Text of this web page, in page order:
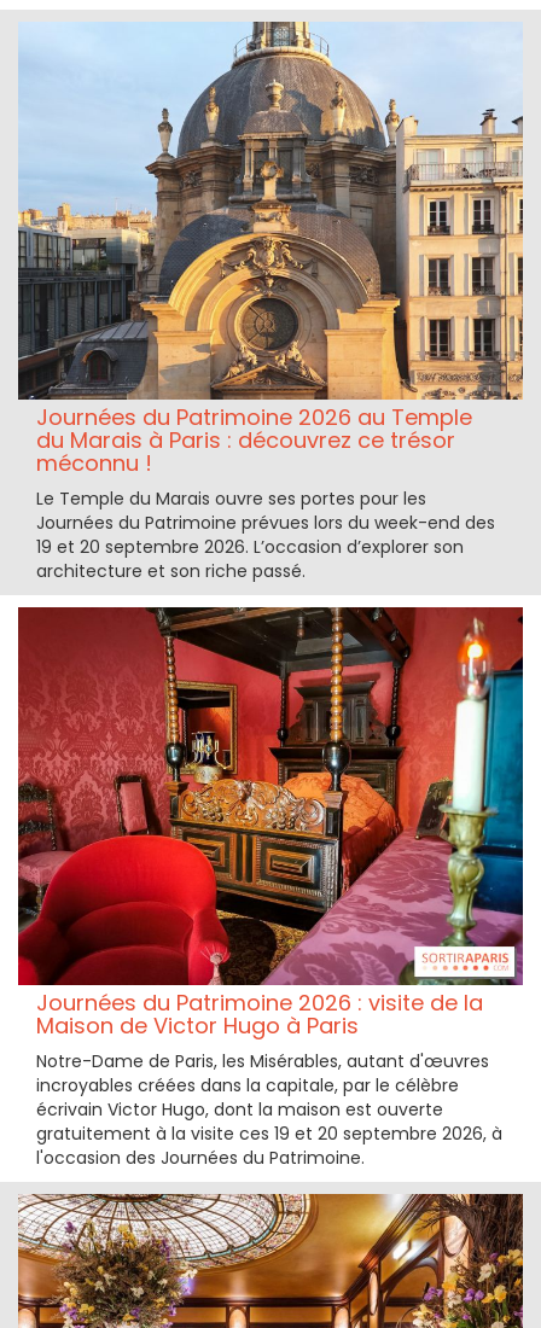
Journées du Patrimoine 2026 au Temple
du Marais à Paris : découvrez ce trésor
méconnu !
Le Temple du Marais ouvre ses portes pour les
Journées du Patrimoine prévues lors du week-end des
19 et 20 septembre 2026. L’occasion d’explorer son
architecture et son riche passé.
Journées du Patrimoine 2026 : visite de la
Maison de Victor Hugo à Paris
Notre-Dame de Paris, les Misérables, autant d'œuvres
incroyables créées dans la capitale, par le célèbre
écrivain Victor Hugo, dont la maison est ouverte
gratuitement à la visite ces 19 et 20 septembre 2026, à
l'occasion des Journées du Patrimoine.